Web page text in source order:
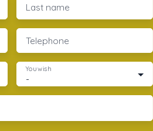
Last name
Telephone
-
You wish